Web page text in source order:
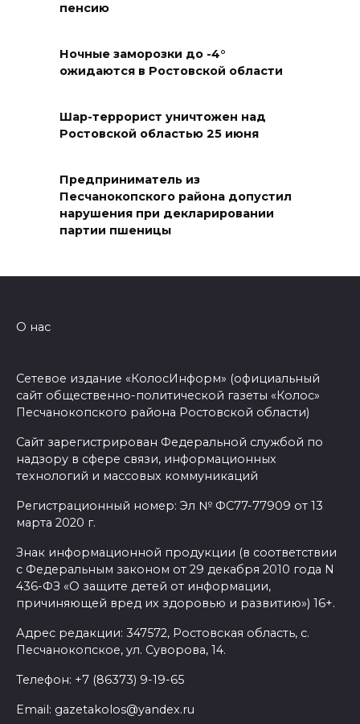
пенсию
Ночные заморозки до -4°
ожидаются в Ростовской области
Шар-террорист уничтожен над
Ростовской областью 25 июня
Предприниматель из
Песчанокопского района допустил
нарушения при декларировании
партии пшеницы
О нас
Сетевое издание «КолосИнформ» (официальный
сайт общественно-политической газеты «Колос»
Песчанокопского района Ростовской области)
Сайт зарегистрирован Федеральной службой по
надзору в сфере связи, информационных
технологий и массовых коммуникаций
Регистрационный номер: Эл № ФС77-77909 от 13
марта 2020 г.
Знак информационной продукции (в соответствии
с Федеральным законом от 29 декабря 2010 года N
436-ФЗ «О защите детей от информации,
причиняющей вред их здоровью и развитию») 16+.
Адрес редакции: 347572, Ростовская область, с.
Песчанокопское, ул. Суворова, 14.
Телефон: +7 (86373) 9-19-65
Email: gazetakolos@yandex.ru